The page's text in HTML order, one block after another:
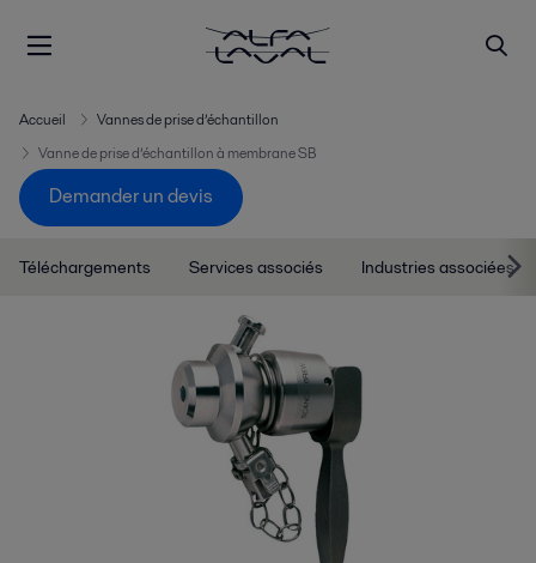
Accueil
Vannes de prise d’échantillon
Vanne de prise d’échantillon à membrane SB
Demander un devis
Téléchargements Services associés Industries associées